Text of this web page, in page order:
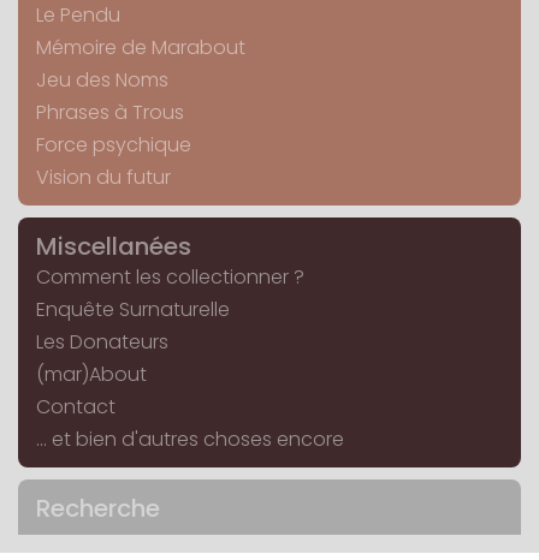
Le Pendu
Mémoire de Marabout
Jeu des Noms
Phrases à Trous
Force psychique
Vision du futur
Miscellanées
Comment les collectionner ?
Enquête Surnaturelle
Les Donateurs
(mar)About
Contact
... et bien d'autres choses encore
Recherche